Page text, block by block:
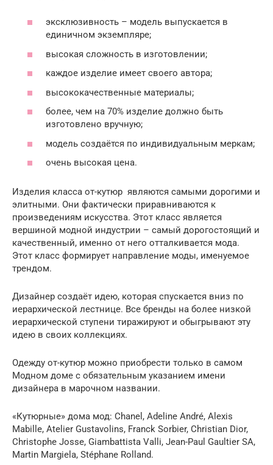
эксклюзивность – модель выпускается в
единичном экземпляре;
высокая сложность в изготовлении;
каждое изделие имеет своего автора;
высококачественные материалы;
более, чем на 70% изделие должно быть
изготовлено вручную;
модель создаётся по индивидуальным меркам;
очень высокая цена.
Изделия класса от-кутюр являются самыми дорогими и
элитными. Они фактически приравниваются к
произведениям искусства. Этот класс является
вершиной модной индустрии – самый дорогостоящий и
качественный, именно от него отталкивается мода.
Этот класс формирует направление моды, именуемое
трендом.
Дизайнер создаёт идею, которая спускается вниз по
иерархической лестнице. Все бренды на более низкой
иерархической ступени тиражируют и обыгрывают эту
идею в своих коллекциях.
Одежду от-кутюр можно приобрести только в самом
Модном доме с обязательным указанием имени
дизайнера в марочном названии.
«Кутюрные» дома мод: Chanel, Adeline André, Alexis
Mabille, Atelier Gustavolins, Franck Sorbier, Christian Dior,
Christophe Josse, Giambattista Valli, Jean-Paul Gaultier SA,
Martin Margiela, Stéphane Rolland.